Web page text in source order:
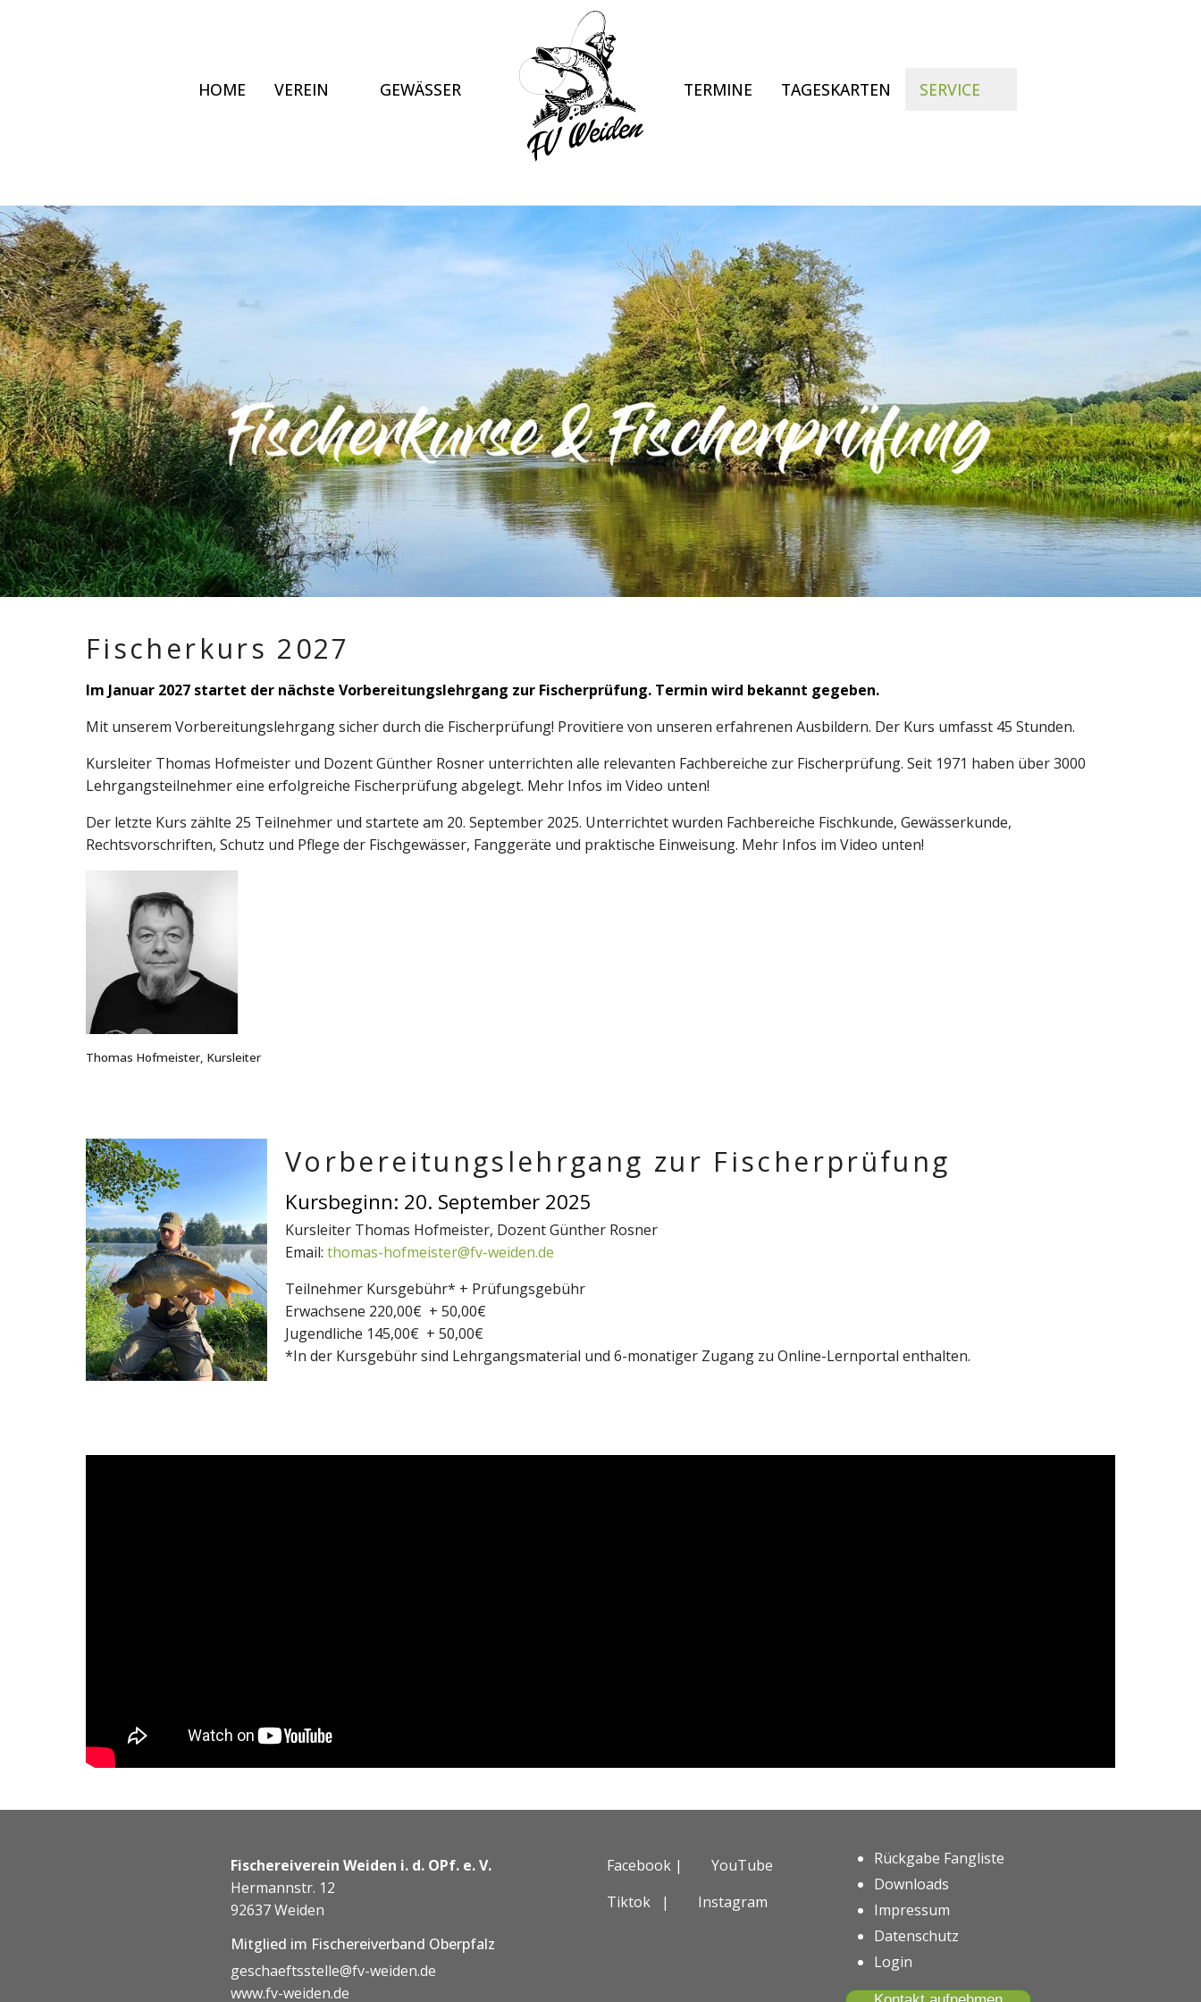
HOME VEREIN GEWÄSSER TERMINE TAGESKARTEN SERVICE
Fischerkurs 2027
Im Januar 2027 startet der nächste Vorbereitungslehrgang zur Fischerprüfung. Termin wird bekannt gegeben.
Mit unserem Vorbereitungslehrgang sicher durch die Fischerprüfung! Provitiere von unseren erfahrenen Ausbildern. Der Kurs umfasst 45 Stunden.
Kursleiter Thomas Hofmeister und Dozent Günther Rosner unterrichten alle relevanten Fachbereiche zur Fischerprüfung. Seit 1971 haben über 3000
Lehrgangsteilnehmer eine erfolgreiche Fischerprüfung abgelegt. Mehr Infos im Video unten!
Der letzte Kurs zählte 25 Teilnehmer und startete am 20. September 2025. Unterrichtet wurden Fachbereiche Fischkunde, Gewässerkunde,
Rechtsvorschriften, Schutz und Pflege der Fischgewässer, Fanggeräte und praktische Einweisung. Mehr Infos im Video unten!
Thomas Hofmeister, Kursleiter
Vorbereitungslehrgang zur Fischerprüfung
Kursbeginn: 20. September 2025
Kursleiter Thomas Hofmeister, Dozent Günther Rosner
Email: thomas-hofmeister@fv-weiden.de
Teilnehmer Kursgebühr* + Prüfungsgebühr
Erwachsene 220,00€ + 50,00€
Jugendliche 145,00€ + 50,00€
*In der Kursgebühr sind Lehrgangsmaterial und 6-monatiger Zugang zu Online-Lernportal enthalten.
Fischereiverein Weiden i. d. OPf. e. V.
Hermannstr. 12
92637 Weiden
Mitglied im Fischereiverband Oberpfalz
geschaeftsstelle@fv-weiden.de
www.fv-weiden.de
Facebook |
YouTube
Tiktok | Instagram
Rückgabe Fangliste
Downloads
Impressum
Datenschutz
Login